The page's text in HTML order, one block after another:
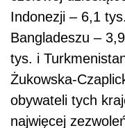
Indonezji – 6,1
Bangladeszu –
tys. i
Żukowska-
obywateli tych
najwięcej